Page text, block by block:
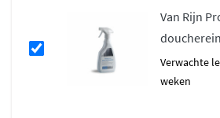
Van Rijn
Verwachte levertijd: 2 - 3
weken